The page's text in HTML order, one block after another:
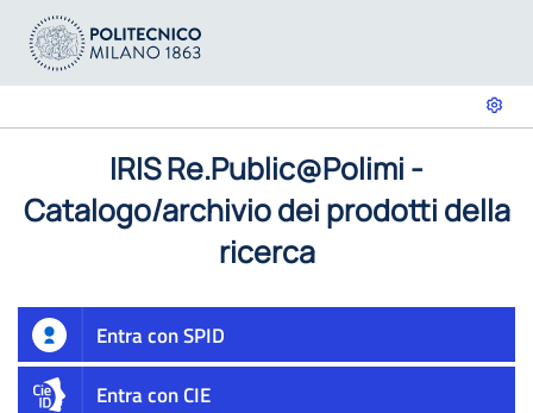
IRIS Re.Public@Polimi -
Catalogo/archivio dei prodotti della
ricerca
Entra con SPID
Entra con CIE